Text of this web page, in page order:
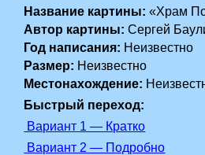
Название картины: «Храм
Автор картины: Сергей
Год написания: Неизвестно
Размер: Неизвестно
Местонахождение:
Быстрый переход:
Вариант 1 — Кратко
Вариант 2 — Подробно